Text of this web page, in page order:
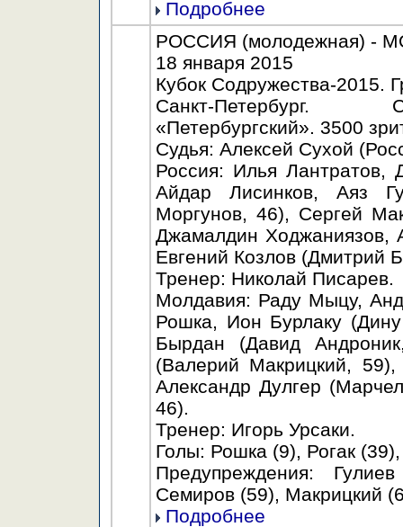
Подробнее
РОССИЯ (молодежная) -
18 января 2015
Кубок Содружества-2015.
Санкт-Петербург.
«Петербургский». 3500
Судья: Алексей Сухой
Россия: Илья Лантратов,
Айдар Лисинков, Аяз
Моргунов, 46), Сергей
Джамалдин Ходжаниязов,
Евгений Козлов (Дмитрий
Тренер: Николай Писарев.
Молдавия: Раду Мыцу,
Рошка, Ион Бурлаку
Бырдан (Давид
(Валерий Макрицкий,
Александр Дулгер
46).
Тренер: Игорь Урсаки.
Голы: Рошка (9), Рогак
Предупреждения:
Семиров (59), Макрицкий
Подробнее